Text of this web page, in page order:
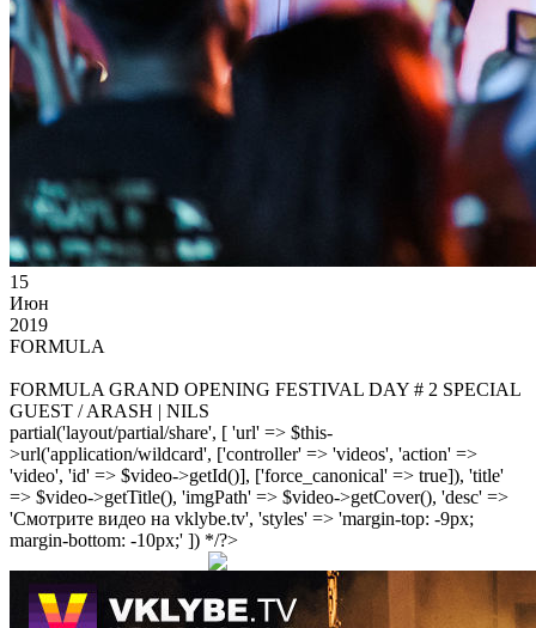
15
Июн
2019
FORMULA
FORMULA GRAND OPENING FESTIVAL DAY # 2 SPECIAL
GUEST / ARASH | NILS
partial('layout/partial/share', [ 'url' => $this-
>url('application/wildcard', ['controller' => 'videos', 'action' =>
'video', 'id' => $video->getId()], ['force_canonical' => true]), 'title'
=> $video->getTitle(), 'imgPath' => $video->getCover(), 'desc' =>
'Смотрите видео на vklybe.tv', 'styles' => 'margin-top: -9px;
margin-bottom: -10px;' ]) */?>